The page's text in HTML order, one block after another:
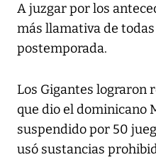
A juzgar por los
más llamativa de
postemporada.
Los Gigantes lograron
que dio el dominicano
suspendido por 50
usó sustancias